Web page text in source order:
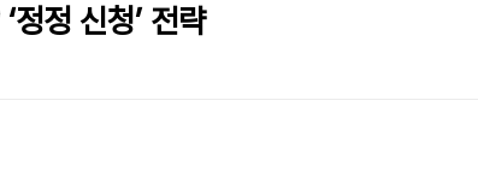
정정 신청’ 전략